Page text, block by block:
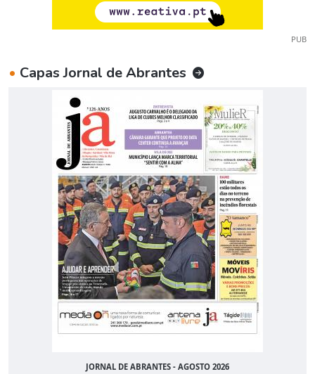
PUB
• Capas Jornal de Abrantes
JORNAL DE ABRANTES - AGOSTO 2026